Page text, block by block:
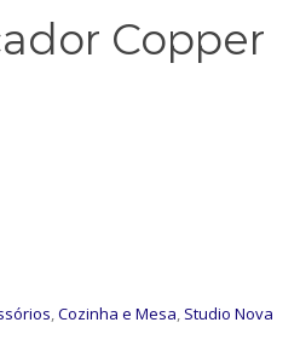
Copper
,Cozinha e Mesa, Studio Nova